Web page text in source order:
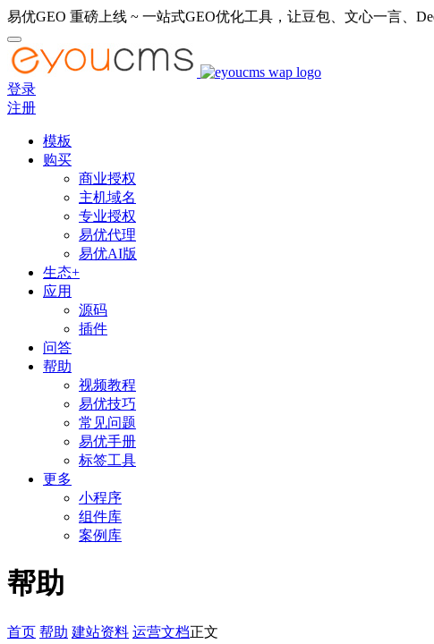
易优GEO 重磅上线 ~ 一站式GEO优化工具，让豆包、文心一言、
登录
注册
模板
购买
商业授权
主机域名
专业授权
易优代理
易优AI版
生态+
应用
源码
插件
问答
帮助
视频教程
易优技巧
常见问题
易优手册
标签工具
更多
小程序
组件库
案例库
帮助
首页 帮助 建站资料 运营文档正文